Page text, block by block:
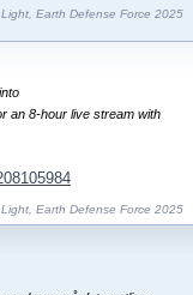
Earth Defense Force 2025
an 8-hour live stream with
Earth Defense Force 2025